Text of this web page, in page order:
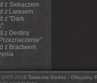
z Siekaczem
z Laresem
z "Dark
z Destiny
z Bractwem
2018 Tawerna Gothic - Oficjalny